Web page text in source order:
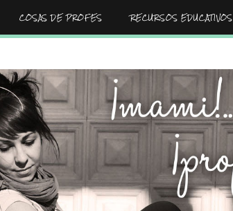
COSAS DE PROFES RECURSOS EDUCATIVOS